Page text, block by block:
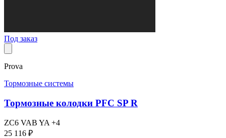
Под заказ
Prova
Тормозные системы
Тормозные колодки PFC SP R
ZC6 VAB YA +4
25 116 ₽